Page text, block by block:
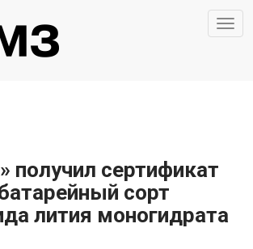
получил сертификат
сорт
лития моногидрата